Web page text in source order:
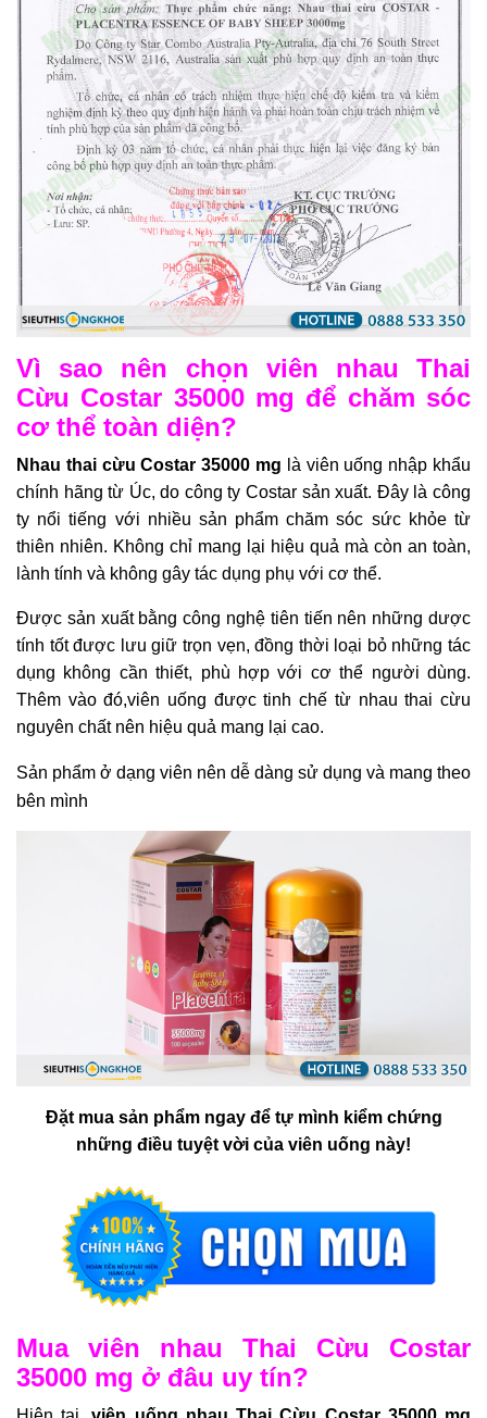
Vì sao nên chọn viên nhau Thai
Cừu Costar 35000 mg để chăm sóc
cơ thể toàn diện?
Nhau thai cừu Costar 35000 mg là viên uống nhập khẩu
chính hãng từ Úc, do công ty Costar sản xuất. Đây là công
ty nổi tiếng với nhiều sản phẩm chăm sóc sức khỏe từ
thiên nhiên. Không chỉ mang lại hiệu quả mà còn an toàn,
lành tính và không gây tác dụng phụ với cơ thể.
Được sản xuất bằng công nghệ tiên tiến nên những dược
tính tốt được lưu giữ trọn vẹn, đồng thời loại bỏ những tác
dụng không cần thiết, phù hợp với cơ thể người dùng.
Thêm vào đó,viên uống được tinh chế từ nhau thai cừu
nguyên chất nên hiệu quả mang lại cao.
Sản phẩm ở dạng viên nên dễ dàng sử dụng và mang theo
bên mình
Đặt mua sản phẩm ngay để tự mình kiểm chứng
những điều tuyệt vời của viên uống này!
Mua viên nhau Thai Cừu Costar
35000 mg ở đâu uy tín?